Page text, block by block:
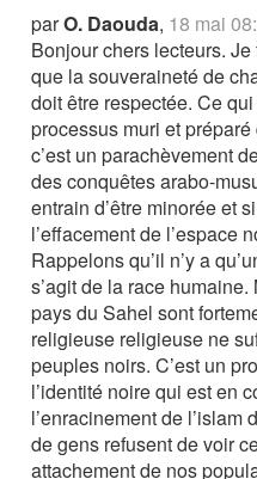
parO. Daouda, 18 mai
Bonjour chers lecteurs.
que la souveraineté de
doit être respectée. Ce
processus muri et
c’est un parachèvement
des conquêtes arabo-
entrain d’être minorée et
l’effacement de l’espace
Rappelons qu’il n’y a
s’agit de la race
pays du Sahel sont
religieuse religieuse ne
peuples noirs. C’est un
l’identité noire qui est en
l’enracinement de
de gens refusent de voir
attachement de nos